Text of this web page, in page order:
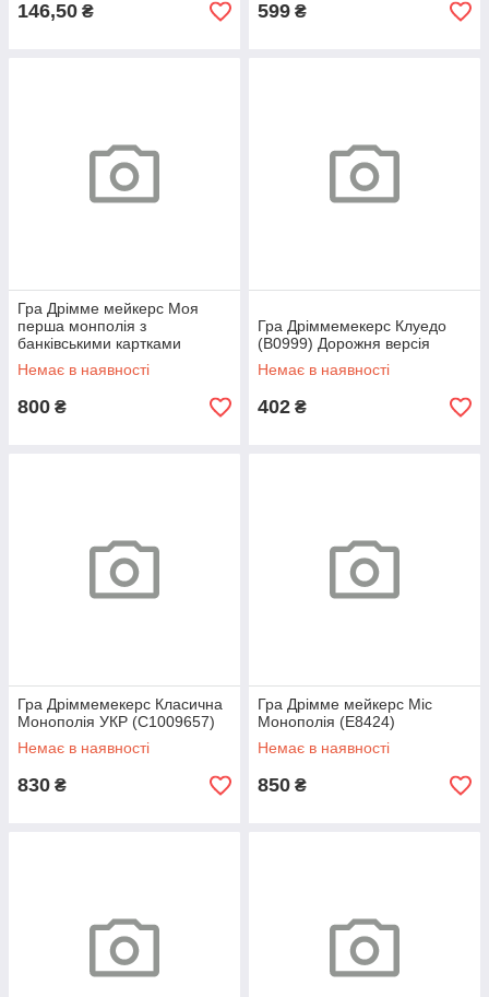
146,50 ₴ 599 ₴
Гра Дрімме мейкерс Моя
перша монполія з
банківськими картками
(E1842)
Немає в наявності
800 ₴
Гра Дріммемекерс Клуедо
(B0999) Дорожня версія
Немає в наявності
402 ₴
Гра Дріммемекерс Класична
Монополія УКР (C1009657)
Немає в наявності
830 ₴
Гра Дрімме мейкерс Міс
Монополія (E8424)
Немає в наявності
850 ₴